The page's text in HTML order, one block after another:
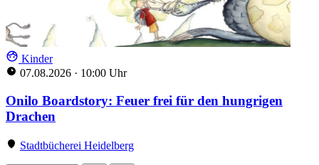
Kinder
07.08.2026 · 10:00 Uhr
Onilo Boardstory: Feuer frei für den hungrigen
Drachen
Stadtbücherei Heidelberg